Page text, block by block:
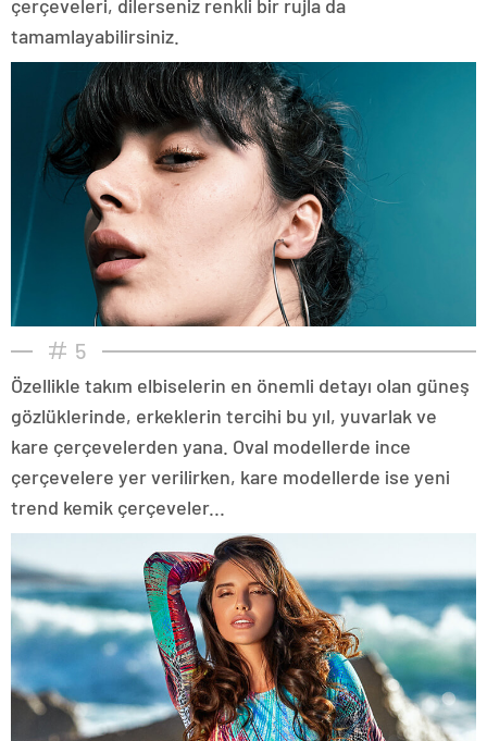
çerçeveleri, dilerseniz renkli bir rujla da
tamamlayabilirsiniz.
5
Özellikle takım elbiselerin en önemli detayı olan güneş
gözlüklerinde, erkeklerin tercihi bu yıl, yuvarlak ve
kare çerçevelerden yana. Oval modellerde ince
çerçevelere yer verilirken, kare modellerde ise yeni
trend kemik çerçeveler...